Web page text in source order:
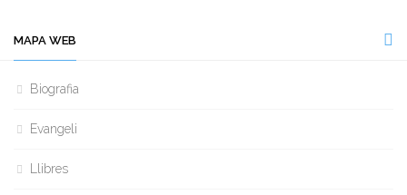
MAPA WEB
Biografia
Evangeli
Llibres